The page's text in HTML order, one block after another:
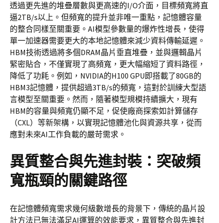
透過更先進的堆疊層數與更高速的I/O介面，目標頻寬將直
逼2TB/s以上。但頻寬的提升並非唯一重點，記憶體容量
的整合同樣至關重要。AI模型參數量的爆炸性增長，使得
單一加速器需要更大的本地記憶體來減少資料傳輸延遲。
HBM技術透過將多個DRAM晶片垂直堆疊，並與邏輯晶片
緊密貼合，不僅實現了高頻寬，更大幅縮短了資料路徑，
降低了功耗。例如，NVIDIA的H100 GPU即搭載了80GB的
HBM3記憶體，提供超過3TB/s的頻寬，這對於訓練大型語
言模型至關重要。然而，隨著模型規模持續擴大，現有
HBM的容量與頻寬仍顯不足，促使廠商探索如計算儲存
（CXL）等新架構，以實現記憶體池化與資源共享，從而
應對未來AI工作負載的嚴苛需求。
異質整合與先進封裝：突破頻
寬瓶頸的關鍵路徑
在記憶體頻寬需求幾何級數增長的背景下，傳統的晶片設
計方法已無法滿足AI運算的效能要求，異質整合與先進封